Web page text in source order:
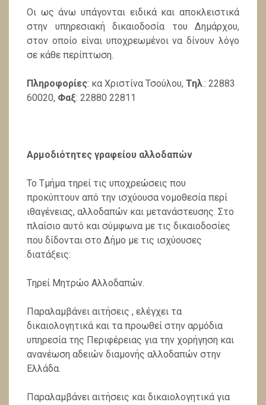
Οι ως άνω υπάγονται ειδικά και αποκλειστικά
στην υπηρεσιακή δικαιοδοσία του Δημάρχου,
στον οποίο είναι υποχρεωμένοι να δίνουν λόγο
σε κάθε περίπτωση.
Πληροφορίες: κα Χριστίνα Τσούλου, Τηλ.: 22883
60020, Φαξ: 22880 22811
Αρμοδιότητες γραφείου αλλοδαπών
Το Τμήμα τηρεί τις υποχρεώσεις που
προκύπτουν από την ισχύουσα νομοθεσία περί
ιθαγένειας, αλλοδαπών και μετανάστευσης. Στο
πλαίσιο αυτό και σύμφωνα με τις δικαιοδοσίες
που δίδονται στο Δήμο με τις ισχύουσες
διατάξεις:
Tηρεί Μητρώο Αλλοδαπών.
Παραλαμβάνει αιτήσεις , ελέγχει τα
δικαιολογητικά και τα προωθεί στην αρμόδια
υπηρεσία της Περιφέρειας για την χορήγηση και
ανανέωση αδειών διαμονής αλλοδαπών στην
Ελλάδα.
Παραλαμβάνει αιτήσεις και δικαιολογητικά για